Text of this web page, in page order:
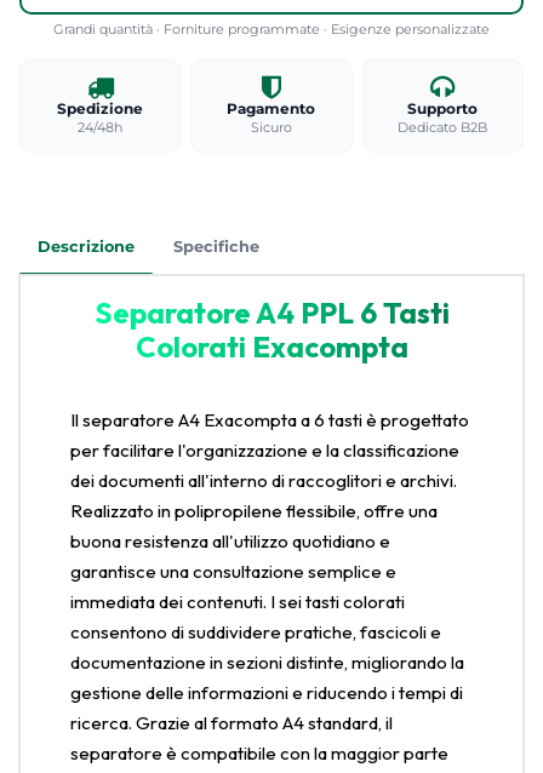
Grandi quantità · Forniture programmate · Esigenze personalizzate
Spedizione
24/48h
Pagamento
Sicuro
Supporto
Dedicato B2B
Descrizione Specifiche
Separatore A4 PPL 6 Tasti
Colorati Exacompta
Il separatore A4 Exacompta a 6 tasti è progettato
per facilitare l'organizzazione e la classificazione
dei documenti all'interno di raccoglitori e archivi.
Realizzato in polipropilene flessibile, offre una
buona resistenza all'utilizzo quotidiano e
garantisce una consultazione semplice e
immediata dei contenuti. I sei tasti colorati
consentono di suddividere pratiche, fascicoli e
documentazione in sezioni distinte, migliorando la
gestione delle informazioni e riducendo i tempi di
ricerca. Grazie al formato A4 standard, il
separatore è compatibile con la maggior parte